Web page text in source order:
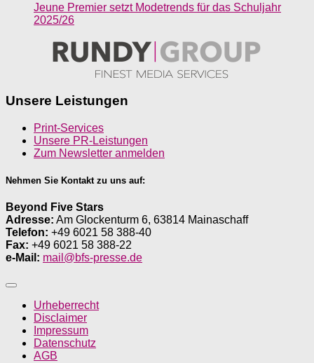
Jeune Premier setzt Modetrends für das Schuljahr
2025/26
Unsere Leistungen
Print-Services
Unsere PR-Leistungen
Zum Newsletter anmelden
Nehmen Sie Kontakt zu uns auf:
Beyond Five Stars
Adresse: Am Glockenturm 6, 63814 Mainaschaff
Telefon: +49 6021 58 388-40
Fax: +49 6021 58 388-22
e-Mail: mail@bfs-presse.de
Urheberrecht
Disclaimer
Impressum
Datenschutz
AGB